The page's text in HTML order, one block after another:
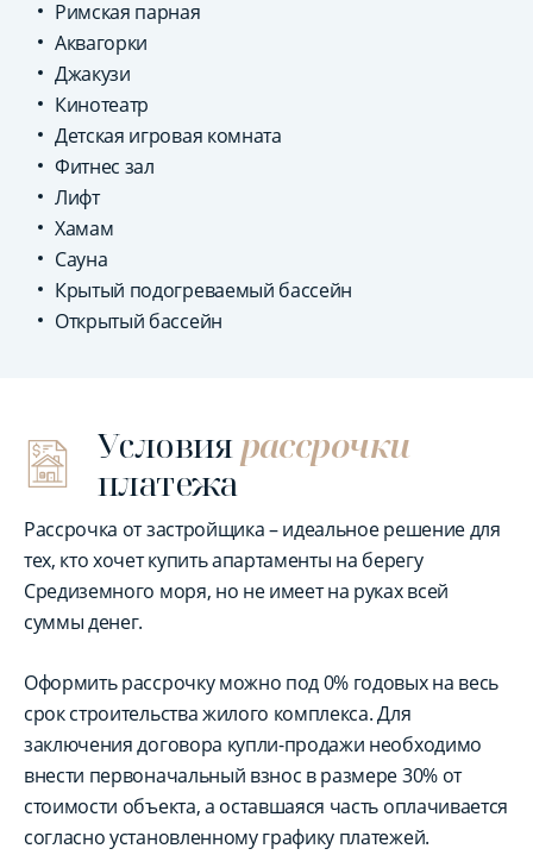
Римская парная
Аквагорки
Джакузи
Кинотеатр
Детская игровая комната
Фитнес зал
Лифт
Хамам
Сауна
Крытый подогреваемый бассейн
Открытый бассейн
Условиярассрочки
платежа
Рассрочка от застройщика – идеальное решение для
тех, кто хочет купить апартаменты на берегу
Средиземного моря, но не имеет на руках всей
суммы денег.
Оформить рассрочку можно под 0% годовых на весь
срок строительства жилого комплекса. Для
заключения договора купли-продажи необходимо
внести первоначальный взнос в размере 30% от
стоимости объекта, а оставшаяся часть оплачивается
согласно установленному графику платежей.